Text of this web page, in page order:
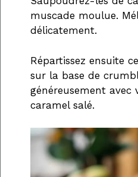
muscade moulue.
délicatement.
Répartissez ensuite
sur la base de
généreusement avec
caramel salé.